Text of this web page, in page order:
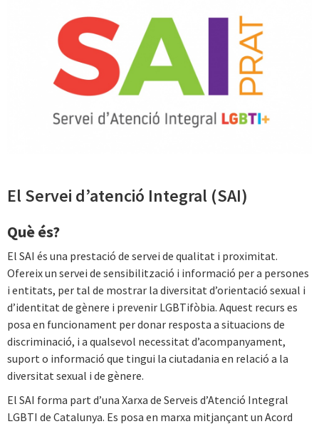
El Servei d’atenció Integral (SAI)
Què és?
El SAI és una prestació de servei de qualitat i proximitat.
Ofereix un servei de sensibilització i informació per a persones
i entitats, per tal de mostrar la diversitat d’orientació sexual i
d’identitat de gènere i prevenir LGBTifòbia. Aquest recurs es
posa en funcionament per donar resposta a situacions de
discriminació, i a qualsevol necessitat d’acompanyament,
suport o informació que tingui la ciutadania en relació a la
diversitat sexual i de gènere.
El SAI forma part d’una Xarxa de Serveis d’Atenció Integral
LGBTI de Catalunya. Es posa en marxa mitjançant un Acord